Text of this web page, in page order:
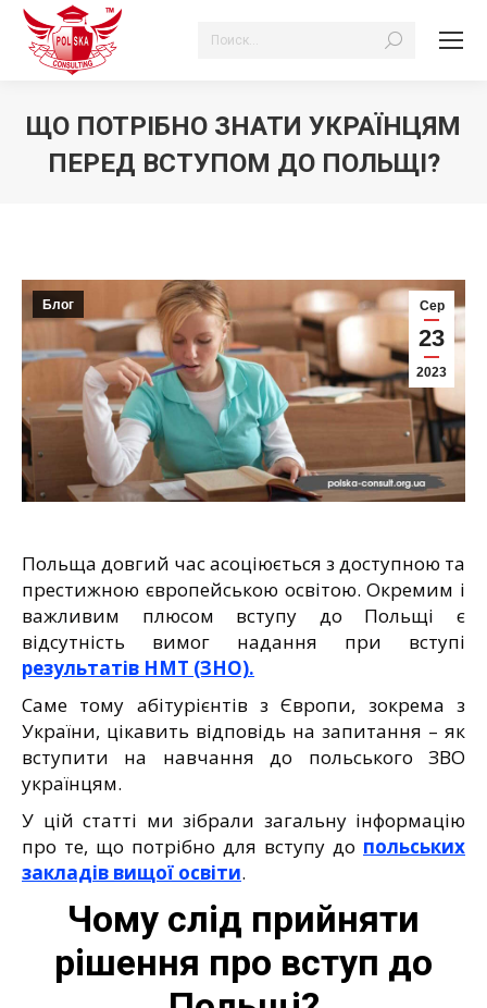
Search:
ЩО ПОТРІБНО ЗНАТИ УКРАЇНЦЯМ
ПЕРЕД ВСТУПОМ ДО ПОЛЬЩІ?
Сер
23
2023
Блог
Польща довгий час асоціюється з доступною та
престижною європейською освітою. Окремим і
важливим плюсом вступу до Польщі є
відсутність вимог надання при вступі
результатів НМТ (ЗНО).
Саме тому абітурієнтів з Європи, зокрема з
України, цікавить відповідь на запитання – як
вступити на навчання до польського ЗВО
українцям.
У цій статті ми зібрали загальну інформацію
про те, що потрібно для вступу до польських
закладів вищої освіти.
Чому слід прийняти
рішення про вступ до